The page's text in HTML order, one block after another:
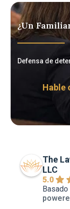
¿Un
Defensa de
Hable
The
LLC
5.0